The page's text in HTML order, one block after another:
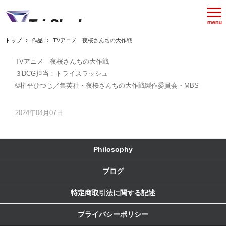
トップ › 作品 › TVアニメ 夜桜さんちの大作戦
TVアニメ 夜桜さんちの大作戦
３DCG担当：トライスラッシュ
©権平ひつじ／集英社・夜桜さんちの大作戦製作委員会・MBS
2024年04月07日
Philosophy
ブログ
特定商取引法に関する記述
プライバシーポリシー